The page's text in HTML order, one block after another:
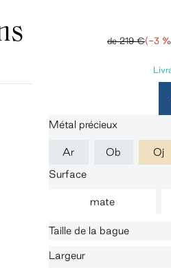
de219 €(-3
Métal précieux
Ar Ob Oj
Surface
mate
Taille de la bague
Largeur